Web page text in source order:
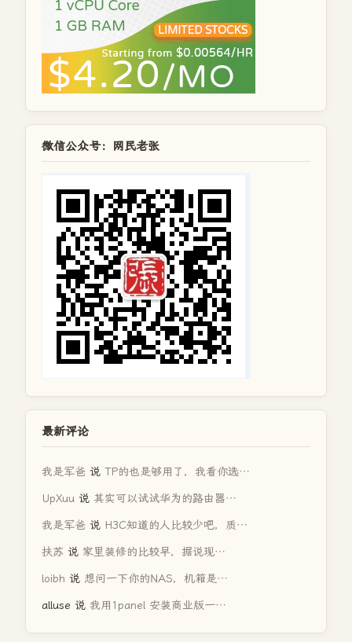
微信公众号：网民老张
最新评论
我是军爸 说 TP的也是够用了，我看你选…
UpXuu 说 其实可以试试华为的路由器…
我是军爸 说 H3C知道的人比较少吧，质…
扶苏 说 家里装修的比较早，据说现…
loibh 说 想问一下你的NAS，机箱是…
alluse 说 我用1panel 安装商业版一…